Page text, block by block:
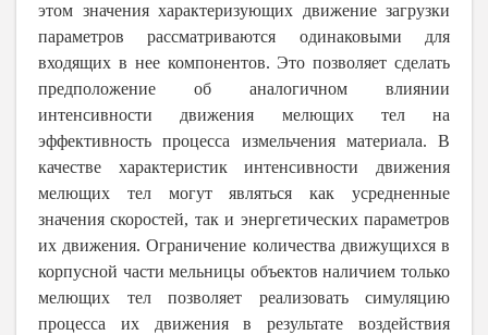
этом значения характеризующих движение загрузки
параметров рассматриваются одинаковыми для
входящих в нее компонентов. Это позволяет сделать
предположение об аналогичном влиянии
интенсивности движения мелющих тел на
эффективность процесса измельчения материала. В
качестве характеристик интенсивности движения
мелющих тел могут являться как усредненные
значения скоростей, так и энергетических параметров
их движения. Ограничение количества движущихся в
корпусной части мельницы объектов наличием только
мелющих тел позволяет реализовать симуляцию
процесса их движения в результате воздействия